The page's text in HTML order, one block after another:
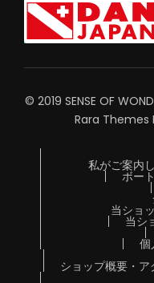
© 2019 SENSE OF
Rara Themes
私がご案内
ボート
当ショ
当シ
個
ショップ概要・ア